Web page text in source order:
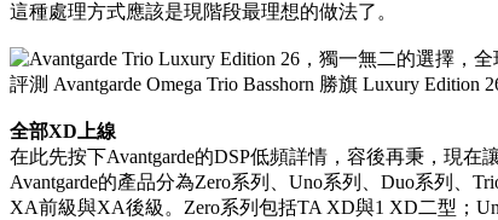
這種處理方式應該是現階段最理想的做法了。
全部XD上線
在此先按下Avantgarde的DSP低頻詳情，容後再秉，現在
Avantgarde的產品分為Zero系列、Uno系列、Duo系列、
XA前級與XA後級。Zero系列包括TA XD與1 XD二型；